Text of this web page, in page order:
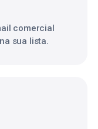
comercial
sua lista.